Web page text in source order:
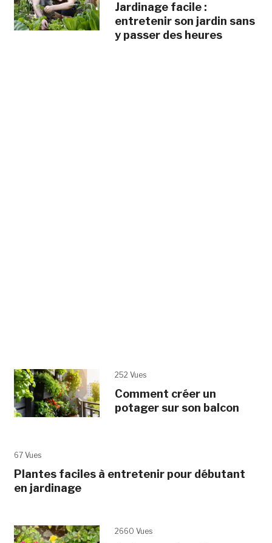
Jardinage facile :
entretenir son jardin sans
y passer des heures
252 Vues
Comment créer un
potager sur son balcon
67 Vues
Plantes faciles à entretenir pour débutant
en jardinage
2660 Vues